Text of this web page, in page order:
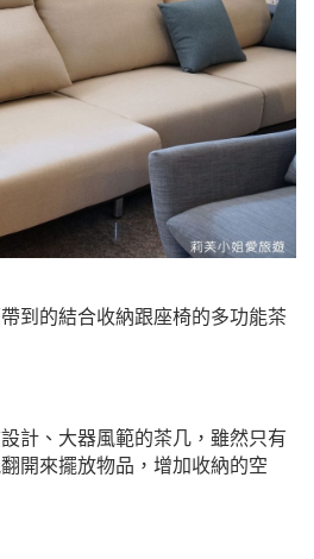
到的結合收納跟座椅的多功能茶
計、大器風範的茶几，雖然只有
開來擺放物品，增加收納的空